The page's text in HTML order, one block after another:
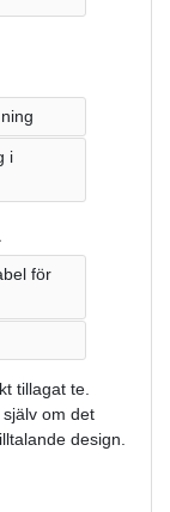
i
för
tillagat te.
om det
design.